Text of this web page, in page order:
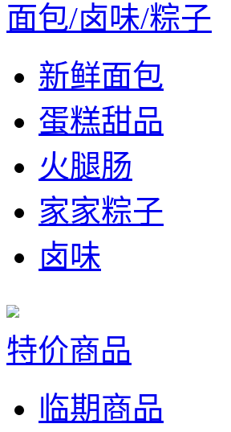
面包/卤味/粽子
新鲜面包
蛋糕甜品
火腿肠
家家粽子
卤味
特价商品
临期商品